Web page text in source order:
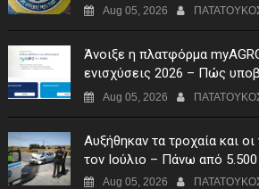
Aug 05, 2026
Άνοιξε η πλατφόρμα
ενισχύσεις 2026 – Πώς
Αίτηση Ενίσχυσης
Aug 05, 2026
Αυξήθηκαν τα τροχαία και
τον Ιούλιο – Πάνω από
Aug 05, 2026